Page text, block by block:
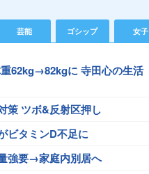
芸能 ゴシップ 女子
62kg→82kgに 寺田心の生活
策 ツボ&反射区押し
ビタミンD不足に
強要→家庭内別居へ